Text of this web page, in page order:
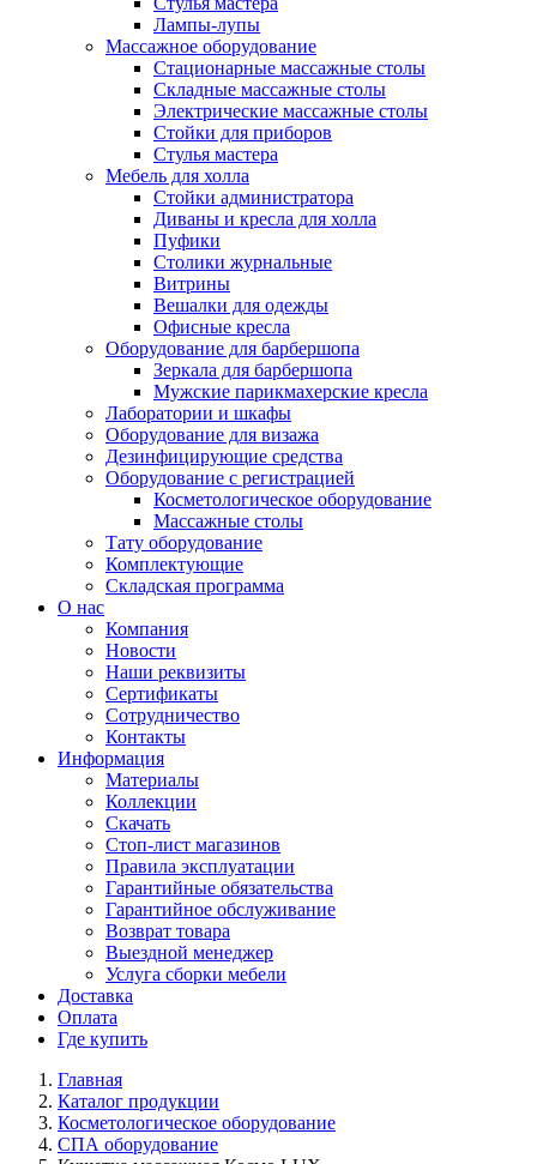
Лампы-лупы
Массажное оборудование
Стационарные массажные столы
Складные массажные столы
Электрические массажные столы
Стойки для приборов
Стулья мастера
Мебель для холла
Стойки администратора
Диваны и кресла для холла
Пуфики
Столики журнальные
Витрины
Вешалки для одежды
Офисные кресла
Оборудование для барбершопа
Зеркала для барбершопа
Мужские парикмахерские кресла
Лаборатории и шкафы
Оборудование для визажа
Дезинфицирующие средства
Оборудование с регистрацией
Косметологическое оборудование
Массажные столы
Тату оборудование
Комплектующие
Складская программа
О нас
Компания
Новости
Наши реквизиты
Сертификаты
Сотрудничество
Контакты
Информация
Материалы
Коллекции
Скачать
Стоп-лист магазинов
Правила эксплуатации
Гарантийные обязательства
Гарантийное обслуживание
Возврат товара
Выездной менеджер
Услуга сборки мебели
Доставка
Оплата
Где купить
Главная
Каталог продукции
Косметологическое оборудование
СПА оборудование